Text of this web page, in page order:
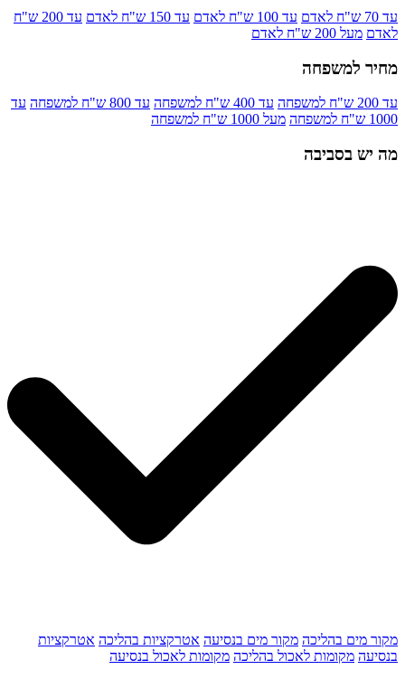
עד 70 ש"ח לאדם עד 100 ש"ח לאדם עד 150 ש"ח לאדם
עד 200 ש"ח
לאדם מעל 200 ש"ח לאדם
מחיר למשפחה
עד 200 ש"ח למשפחה עד 400 ש"ח למשפחה עד 800 ש"ח למשפחה
עד
1000 ש"ח למשפחה
מעל 1000 ש"ח למשפחה
מה יש בסביבה
מקור מים בהליכה מקור מים בנסיעה אטרקציות בהליכה אטרקציות
בנסיעה מקומות לאכול בהליכה מקומות לאכול בנסיעה